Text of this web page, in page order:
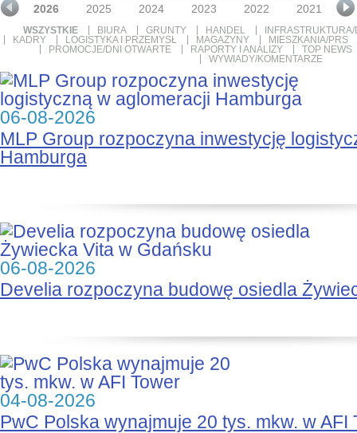
2026 2025 2024 2023 2022 2021
WSZYSTKIE BIURA GRUNTY HANDEL
KADRY
LOGISTYKA I PRZEMYSŁ MAGAZYNY
MIESZKANIA/PRS
PROMOCJE/DNI OTWARTE
RAPORTY I ANALIZY
TOP NEWS
WYWIADY/KOMENTARZE
06-08-2026
MLP Group rozpoczyna inwestycję
Hamburga
06-08-2026
Develia rozpoczyna budowę osiedla
04-08-2026
PwC Polska wynajmuje 20 tys. mkw. w AFI